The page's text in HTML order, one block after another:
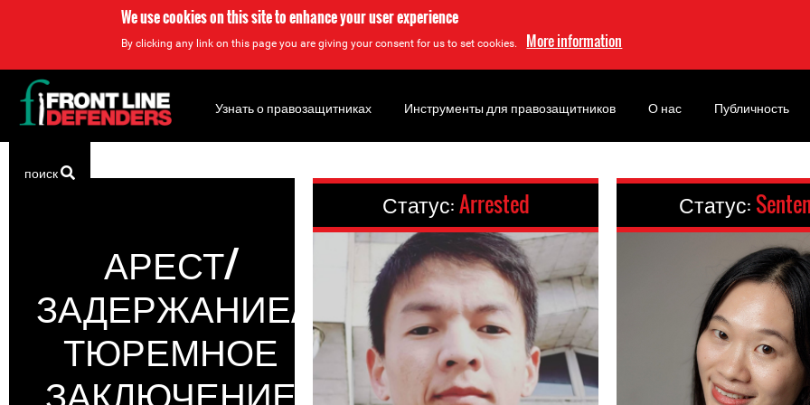
We use cookies on this site to enhance your user experience
By clicking any link on this page you are giving your consent for us to set cookies. More information
АРЕСТ/
ЗАДЕРЖАНИЕ/
ТЮРЕМНОЕ
ЗАКЛЮЧЕНИЕ
Статус:Arrested Статус:
Back
to
top
Узнать о правозащитниках Инструменты для правозащитников О нас Публичность
поиск